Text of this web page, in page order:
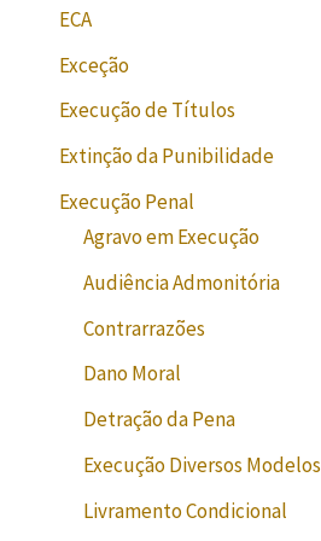
ECA
Exceção
Execução de Títulos
Extinção da Punibilidade
Execução Penal
Agravo em Execução
Audiência Admonitória
Contrarrazões
Dano Moral
Detração da Pena
Execução Diversos Modelos
Livramento Condicional